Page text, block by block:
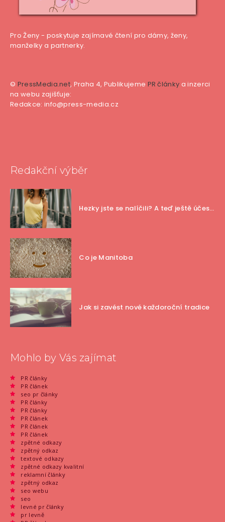
Pro Ženy - poskytuje zajímavé čtení pro dámy, ženy,
manželky a partnerky.
© PressMedia.net, Praha 4, Publikujeme PR články a inzerci
na webu zajišťuje:
Redakce: info@press-media.cz
Redakční výběr
Hezky jste se nalíčili? A teď ještě účes…
Co je Manitoba
Jak si zavést nové každoroční tradice
Mohlo by Vás zajímat
PR články
PR článek
seo pr články
PR články
PR články
PR článek
PR článek
PR článek
zpětné odkazy
zpětný odkaz
textové odkazy
zpětné odkazy kvalitní
reklamní články
zpětný odkaz
seo webu
seo
levné pr články
pr levně